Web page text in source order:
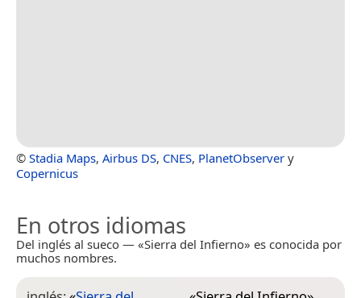
© Stadia Maps, Airbus DS, CNES, PlanetObserver y
Copernicus
En otros idiomas
Del inglés al sueco — «Sierra del Infierno» es conocida por
muchos nombres.